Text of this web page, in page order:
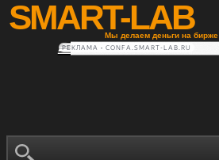
SMART-LAB
Мы делаем деньги на бирже
РЕКЛАМА • CONFA.SMART-LAB.RU